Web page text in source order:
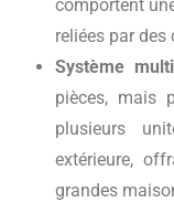
comportent
reliées par
Système
pièces, mais
plusieurs
extérieure,
grandes